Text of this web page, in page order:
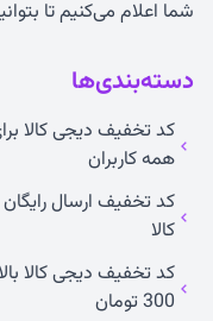
شما اعلام می‌کنیم تا
دسته‌بندی‌ها
کد تخفیف دیجی کالا
همه کاربران
کد تخفیف ارسال
کالا
کد تخفیف دیجی کالا
300 تومان